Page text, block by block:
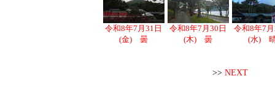
令和8年7月31日
(金) 曇
令和8年7月30日
(木) 曇
令和8年7
(水)
>> NEXT